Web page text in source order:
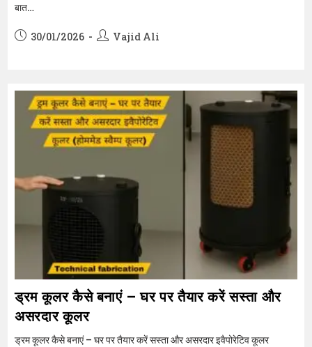
बात…
Post30/01/2026
PostVajid Ali
ड्रम कूलर कैसे बनाएं – घर पर तैयार करें सस्ता और
असरदार कूलर
ड्रम कूलर कैसे बनाएं – घर पर तैयार करें सस्ता और असरदार इवैपोरेटिव कूलर